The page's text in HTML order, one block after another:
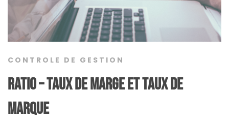
CONTROLE DE GESTION
RATIO – TAUX DE MARGE ET TAUX DE
MARQUE